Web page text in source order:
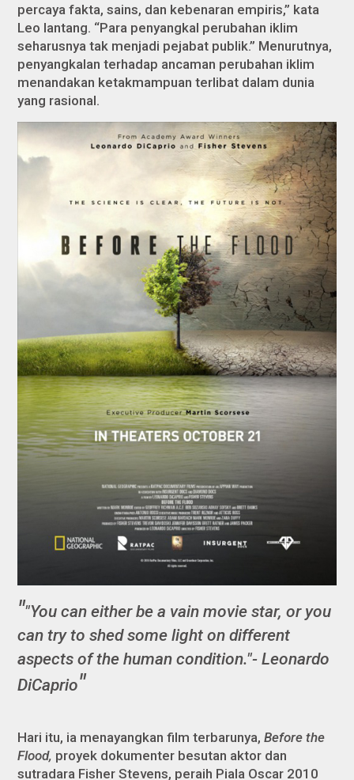
percaya fakta, sains, dan kebenaran empiris,” kata
Leo lantang. “Para penyangkal perubahan iklim
seharusnya tak menjadi pejabat publik.” Menurutnya,
penyangkalan terhadap ancaman perubahan iklim
menandakan ketakmampuan terlibat dalam dunia
yang rasional.
"You can either be a vain movie star, or you
can try to shed some light on different
aspects of the human condition."- Leonardo
DiCaprio
Hari itu, ia menayangkan film terbarunya,Before the
Flood, proyek dokumenter besutan aktor dan
sutradara Fisher Stevens, peraih Piala Oscar 2010